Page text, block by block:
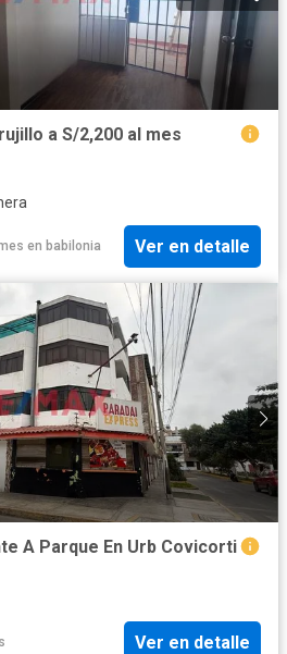
a S/2,200 al mes
en babilonia Ver en detalle
A Parque En Urb Covicorti
Ver en detalle